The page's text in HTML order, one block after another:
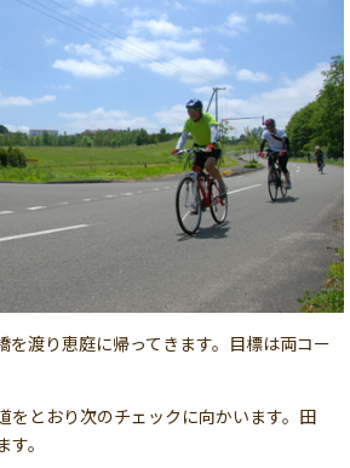
を渡り恵庭に帰ってきます。目標は両コー
をとおり次のチェックに向かいます。田
。